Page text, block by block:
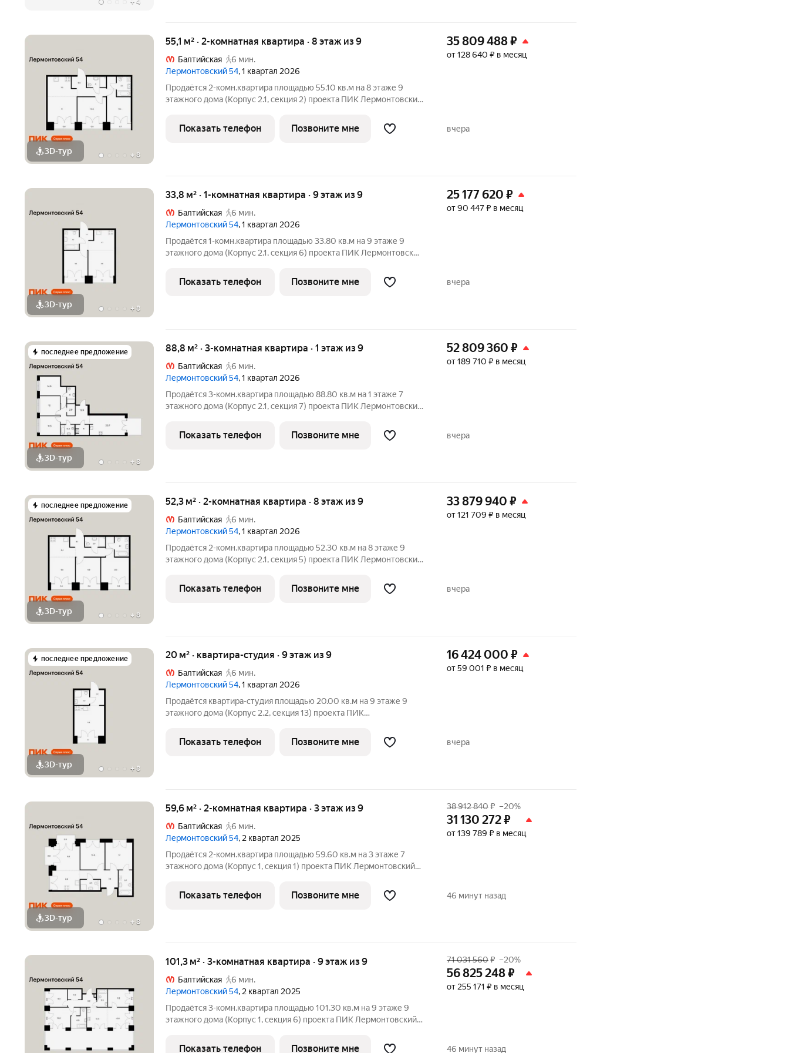
+ 4
3D-тур + 8
55,1 м² · 2-комнатная квартира · 8 этаж из 9
Балтийская
6 мин.
Лермонтовский 54, 1 квартал 2026
Продаётся 2-комн.квартира площадью 55.10 кв.м на 8 этаже 9
этажного дома (Корпус 2.1, секция 2) проекта ПИК Лермонтовский
функциональная планировка, большие окна. «Лермонтовский 54»
находится в центре
35 809 488₽
от 128 640 ₽ в месяц
Показать телефон Позвоните мне вчера
3D-тур + 8
33,8 м² · 1-комнатная квартира · 9 этаж из 9
Балтийская
6 мин.
Лермонтовский 54, 1 квартал 2026
Продаётся 1-комн.квартира площадью 33.80 кв.м на 9 этаже 9
этажного дома (Корпус 2.1, секция 6) проекта ПИК Лермонтовский
функциональная планировка, большие окна. «Лермонтовский 54»
находится в центре
25 177 620 ₽
от 90 447 ₽ в месяц
Показать телефон Позвоните мне вчера
последнее предложение
3D-тур + 8
88,8 м² · 3-комнатная квартира · 1 этаж из 9
Балтийская
6 мин.
Лермонтовский 54, 1 квартал 2026
Продаётся 3-комн.квартира площадью 88.80 кв.м на 1 этаже 7
этажного дома (Корпус 2.1, секция 7) проекта ПИК Лермонтовский
функциональная планировка, большие окна. «Лермонтовский 54»
находится в центре
52 809 360 ₽
от 189 710 ₽ в месяц
Показать телефон Позвоните мне вчера
последнее предложение
3D-тур + 8
52,3 м² · 2-комнатная квартира · 8 этаж из 9
Балтийская
6 мин.
Лермонтовский 54, 1 квартал 2026
Продаётся 2-комн.квартира площадью 52.30 кв.м на 8 этаже 9
этажного дома (Корпус 2.1, секция 5) проекта ПИК Лермонтовский
функциональная планировка, большие окна. «Лермонтовский 54»
находится в центре
33 879 940 ₽
от 121 709 ₽ в месяц
Показать телефон Позвоните мне вчера
последнее предложение
3D-тур + 8
20 м² · квартира-студия · 9 этаж из 9
Балтийская
6 мин.
Лермонтовский 54, 1 квартал 2026
Продаётся квартира-студия площадью 20.00 кв.м на 9 этаже 9
этажного дома (Корпус 2.2, секция 13) проекта ПИК
земли, функциональная планировка, большие окна.
«Лермонтовский 54» находится в центре
16 424 000 ₽
от 59 001 ₽ в месяц
Показать телефон Позвоните мне вчера
3D-тур + 8
59,6 м² · 2-комнатная квартира · 3 этаж из 9
Балтийская
6 мин.
Лермонтовский 54, 2 квартал 2025
Продаётся 2-комн.квартира площадью 59.60 кв.м на 3 этаже 7
этажного дома (Корпус 1, секция 1) проекта ПИК Лермонтовский
функциональная планировка, большие окна, с отделкой.
«Лермонтовский 54» находится
38 912 840₽ –20%
31 130 272₽
от 139 789 ₽ в месяц
Показать телефон Позвоните мне 46 минут назад
101,3 м² · 3-комнатная квартира · 9 этаж из 9
Балтийская
6 мин.
Лермонтовский 54, 2 квартал 2025
Продаётся 3-комн.квартира площадью 101.30 кв.м на 9 этаже 9
этажного дома (Корпус 1, секция 6) проекта ПИК Лермонтовский
функциональная планировка, большие окна, с отделкой.
71 031 560₽ –20%
56 825 248₽
от 255 171 ₽ в месяц
Показать телефон Позвоните мне 46 минут назад